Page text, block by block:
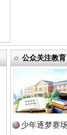
公众关注教育
少年逐梦赛